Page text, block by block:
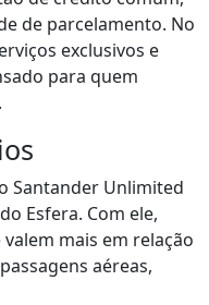
de parcelamento. No
exclusivos e
para quem
Santander Unlimited
Esfera. Com ele,
mais em relação
aéreas,